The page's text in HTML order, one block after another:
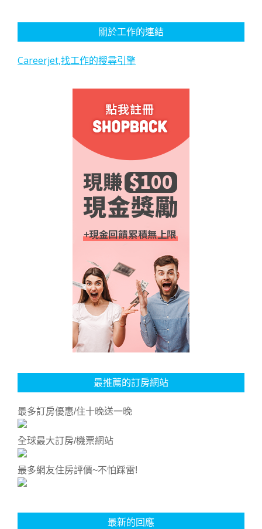
關於工作的連結
Careerjet,找工作的搜尋引擎
最推薦的訂房網站
最多訂房優惠/住十晚送一晚
全球最大訂房/機票網站
最多網友住房評價~不怕踩雷!
最新的回應